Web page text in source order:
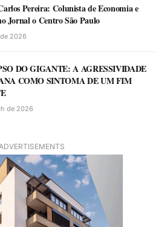
Pereira: Colunista de Economia e
Jornal o Centro São Paulo
2026
DO GIGANTE: A AGRESSIVIDADE
COMO SINTOMA DE UM FIM
de 2026
ADVERTISEMENTS